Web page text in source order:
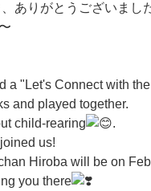
ありがとうございまし
〜
a "Let's Connect with
and played together.
child-rearing
.
us!
Hiroba will be on
you there